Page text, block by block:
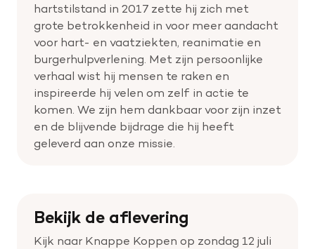
hartstilstand in 2017 zette hij zich met
grote betrokkenheid in voor meer aandacht
voor hart- en vaatziekten, reanimatie en
burgerhulpverlening. Met zijn persoonlijke
verhaal wist hij mensen te raken en
inspireerde hij velen om zelf in actie te
komen. We zijn hem dankbaar voor zijn inzet
en de blijvende bijdrage die hij heeft
geleverd aan onze missie.
Bekijk de aflevering
Kijk naar Knappe Koppen op zondag 12 juli